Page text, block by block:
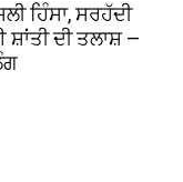
ਹਿੰਸਾ, ਸਰਹੱਦੀ
ਦੀ ਤਲਾਸ਼ —